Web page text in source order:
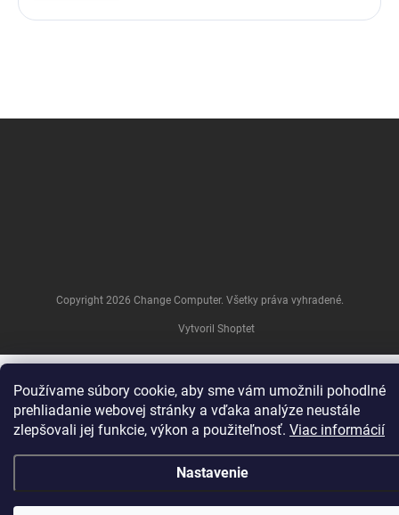
Používame súbory cookie, aby sme vám umožnili pohodlné
prehliadanie webovej stránky a vďaka analýze neustále
zlepšovali jej funkcie, výkon a použiteľnosť. Viac informácií
Nastavenie
Vytvoril Shoptet
Copyright 2026 Change Computer. Všetky práva vyhradené.